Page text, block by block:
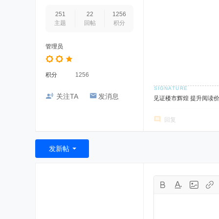
251
主题
22
回帖
1256
积分
管理员
积分 1256
关注TA 发消息 见证楼市辉煌 提升阅读
回复
发新帖